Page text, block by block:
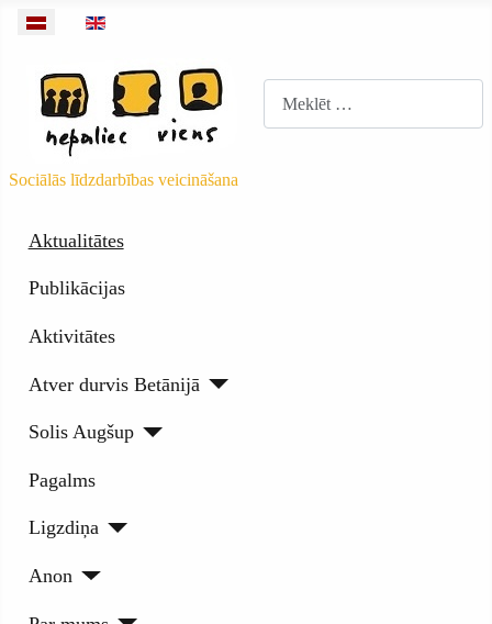
Izvēlieties valodu
Sociālās līdzdarbības veicināšana
Aktualitātes
Publikācijas
Aktivitātes
Atver durvis Betānijā
Solis Augšup
Pagalms
Ligzdiņa
Anon